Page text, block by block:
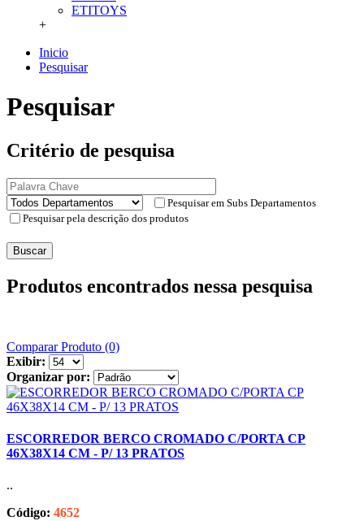
ETITOYS
+
Inicio
Pesquisar
Pesquisar
Critério de pesquisa
Pesquisar em Subs Departamentos
Pesquisar pela descrição dos produtos
Produtos encontrados nessa pesquisa
Comparar Produto (0)
Exibir:
Organizar por:
ESCORREDOR BERCO CROMADO C/PORTA CP
46X38X14 CM - P/ 13 PRATOS
..
Código: 4652